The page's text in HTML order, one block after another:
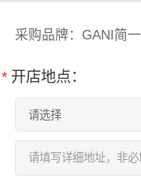
采购品牌：GANI简一
* 开店地点：